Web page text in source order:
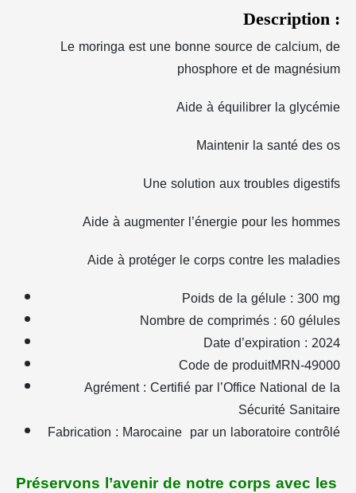
Description :
Le moringa est une bonne source de calcium, de
phosphore et de magnésium
Aide à équilibrer la glycémie
Maintenir la santé des os
Une solution aux troubles digestifs
Aide à augmenter l’énergie pour les hommes
Aide à protéger le corps contre les maladies
Poids de la gélule : 300 mg
Nombre de comprimés : 60 gélules
Date d’expiration : 2024
Code de produitMRN-49000
Agrément : Certifié par l’Office National de la
Sécurité Sanitaire
Fabrication : Marocaine par un laboratoire contrôlé
Préservons l’avenir de notre corps avec les